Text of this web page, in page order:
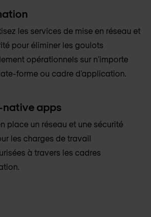
les services de mise en réseau et
pour éliminer les goulots
opérationnels sur n'importe
forme ou cadre d'application.
apps
place un réseau et une sécurité
les charges de travail
à travers les cadres